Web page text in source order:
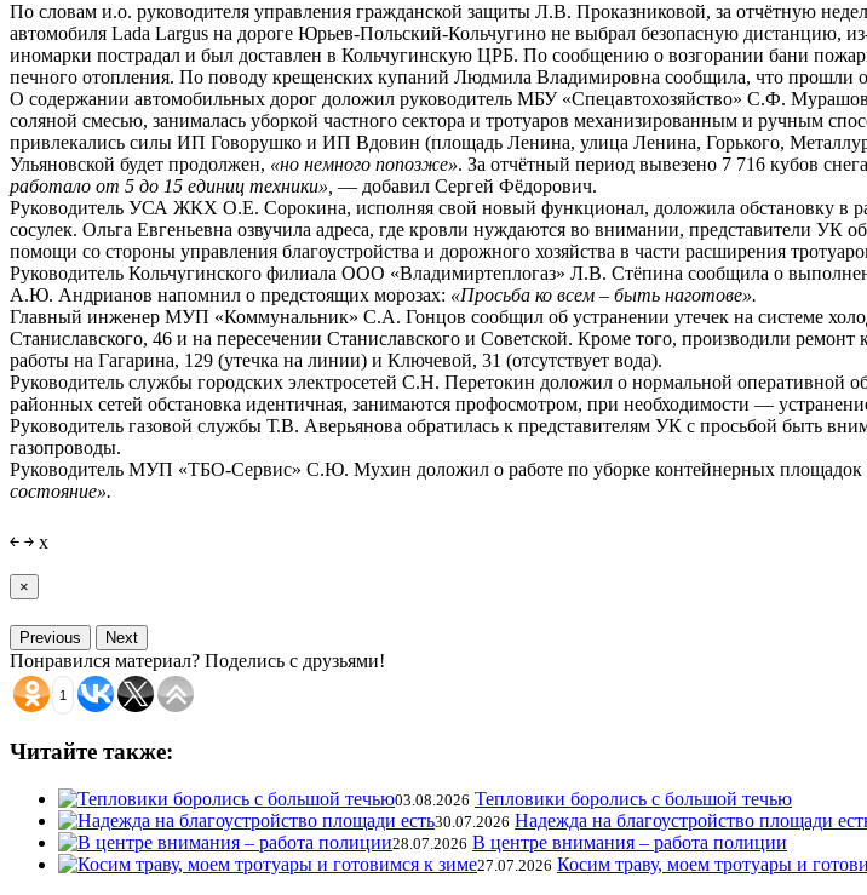
По словам и.о. руководителя управления гражданской защиты Л.В. Проказниковой, за отчётную
автомобиля Lada Largus на дороге Юрьев-Польский-Кольчугино не выбрал безопасную дистанцию,
иномарки пострадал и был доставлен в Кольчугинскую ЦРБ. По сообщению о возгорании бани
печного отопления. По поводу крещенских купаний Людмила Владимировна сообщила, что прошли
О содержании автомобильных дорог доложил руководитель МБУ «Спецавтохозяйство» С.Ф.
соляной смесью, занималась уборкой частного сектора и тротуаров механизированным и ручным
привлекались силы ИП Говорушко и ИП Вдовин (площадь Ленина, улица Ленина, Горького,
Ульяновской будет продолжен, «но немного попозже». За отчётный период вывезено 7 716 кубов
работало от 5 до 15 единиц техники», — добавил Сергей Фёдорович.
Руководитель УСА ЖКХ О.Е. Сорокина, исполняя свой новый функционал, доложила обстановку в
сосулек. Ольга Евгеньевна озвучила адреса, где кровли нуждаются во внимании, представители УК
помощи со стороны управления благоустройства и дорожного хозяйства в части расширения
Руководитель Кольчугинского филиала ООО «Владимиртеплогаз» Л.В. Стёпина сообщила о
А.Ю. Андрианов напомнил о предстоящих морозах: «Просьба ко всем – быть наготове».
Главный инженер МУП «Коммунальник» С.А. Гонцов сообщил об устранении утечек на системе
Станиславского, 46 и на пересечении Станиславского и Советской. Кроме того, производили
работы на Гагарина, 129 (утечка на линии) и Ключевой, 31 (отсутствует вода).
Руководитель службы городских электросетей С.Н. Перетокин доложил о нормальной оперативной
районных сетей обстановка идентичная, занимаются профосмотром, при необходимости —
Руководитель газовой службы Т.В. Аверьянова обратилась к представителям УК с просьбой быть
газопроводы.
Руководитель МУП «ТБО-Сервис» С.Ю. Мухин доложил о работе по уборке контейнерных площадок
состояние».
￩ ￫ x
×
Previous Next
Понравился материал? Поделись с друзьями!
1
Читайте также:
03.08.2026 Тепловики боролись с большой течью
30.07.2026 Надежда на благоустройство площади
28.07.2026 В центре внимания – работа полиции
27.07.2026 Косим траву, моем тротуары и